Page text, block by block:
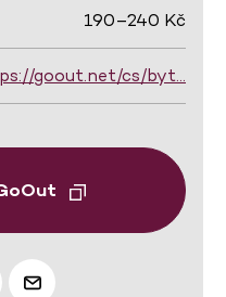
190–240 Kč
goout.net/cs/byt…